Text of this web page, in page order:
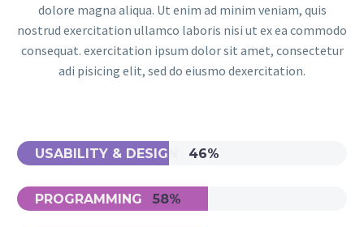
dolore magna aliqua. Ut enim ad minim veniam, quis
nostrud exercitation ullamco laboris nisi ut ex ea commodo
consequat. exercitation ipsum dolor sit amet, consectetur
adi pisicing elit, sed do eiusmo dexercitation.
USABILITY & DESIGN 46%
PROGRAMMING 58%